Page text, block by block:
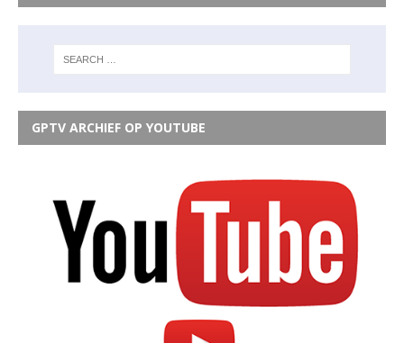
GPTV ARCHIEF OP YOUTUBE